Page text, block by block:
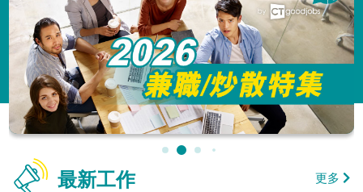
最新工作 更多